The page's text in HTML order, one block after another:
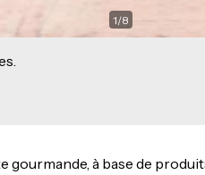
1/8
à base de